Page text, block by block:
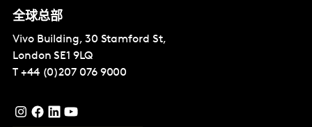
全球总部
Vivo Building, 30 Stamford St,
London SE1 9LQ
T +44 (0)207 076 9000